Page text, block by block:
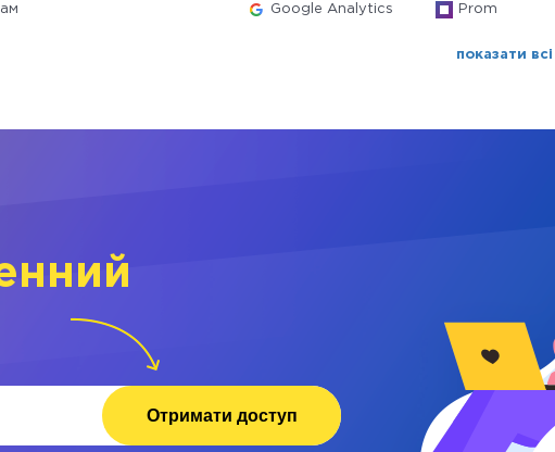
Google Analytics Prom
показати
Отримати доступ